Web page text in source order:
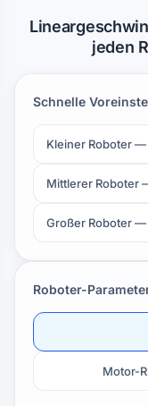
jeden
Schnelle
Kleiner Roboter —
Mittlerer Roboter
Großer Roboter —
Roboter-
Motor-